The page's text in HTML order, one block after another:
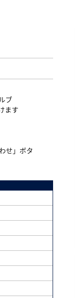
ブ
ます
せ」ボタ